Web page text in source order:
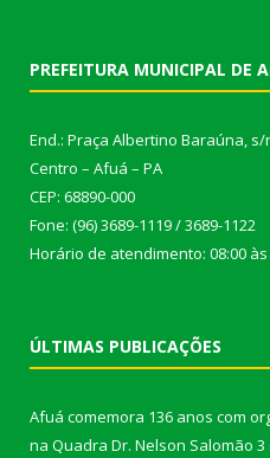
PREFEITURA MUNICIPAL DE
End.: Praça Albertino Baraúna, s/
Centro – Afuá – PA
CEP: 68890-000
Fone: (96) 3689-1119 / 3689-1122
Horário de atendimento: 08:00 às
ÚLTIMAS PUBLICAÇÕES
Afuá comemora 136 anos com
na Quadra Dr. Nelson Salomão 3